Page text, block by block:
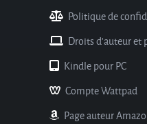
Politique de
Droits d'auteur et
Kindle pour PC
Compte Wattpad
Page auteur